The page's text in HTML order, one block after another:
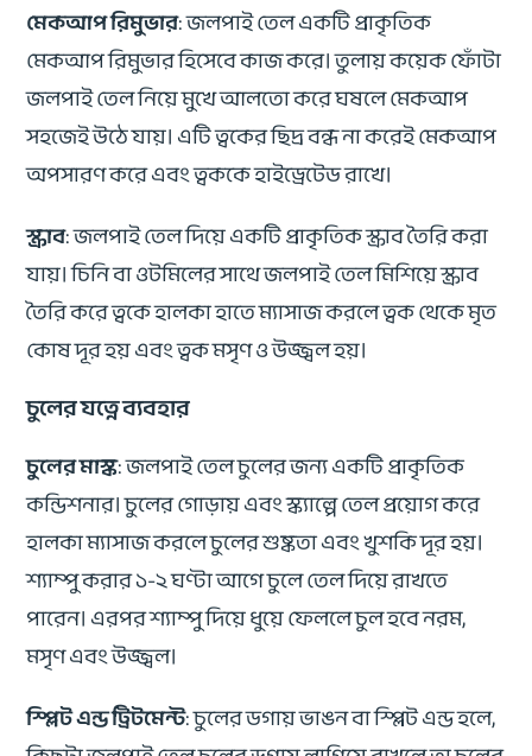
মেকআপ রিমুভার: জলপাই তেল একটি প্রাকৃতিক
মেকআপ রিমুভার হিসেবে কাজ করে। তুলায় কয়েক ফোঁটা
জলপাই তেল নিয়ে মুখে আলতো করে ঘষলে মেকআপ
সহজেই উঠে যায়। এটি ত্বকের ছিদ্র বন্ধ না করেই মেকআপ
অপসারণ করে এবং ত্বককে হাইড্রেটেড রাখে।
স্ক্রাব: জলপাই তেল দিয়ে একটি প্রাকৃতিক স্ক্রাব তৈরি করা
যায়। চিনি বা ওটমিলের সাথে জলপাই তেল মিশিয়ে স্ক্রাব
তৈরি করে ত্বকে হালকা হাতে ম্যাসাজ করলে ত্বক থেকে মৃত
কোষ দূর হয় এবং ত্বক মসৃণ ও উজ্জ্বল হয়।
চুলের যত্নে ব্যবহার
চুলের মাস্ক: জলপাই তেল চুলের জন্য একটি প্রাকৃতিক
কন্ডিশনার। চুলের গোড়ায় এবং স্ক্যাল্পে তেল প্রয়োগ করে
হালকা ম্যাসাজ করলে চুলের শুষ্কতা এবং খুশকি দূর হয়।
শ্যাম্পু করার ১-২ ঘণ্টা আগে চুলে তেল দিয়ে রাখতে
পারেন। এরপর শ্যাম্পু দিয়ে ধুয়ে ফেললে চুল হবে নরম,
মসৃণ এবং উজ্জ্বল।
স্প্লিট এন্ড ট্রিটমেন্ট: চুলের ডগায় ভাঙন বা স্প্লিট এন্ড হলে,